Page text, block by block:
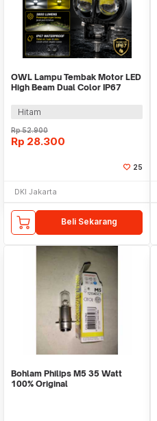
OWL Lampu Tembak Motor LED
High Beam Dual Color IP67
Hitam
Rp52.900
Rp 28.300
25
DKI Jakarta
Beli Sekarang
Bohlam Philips M5 35 Watt
100% Original